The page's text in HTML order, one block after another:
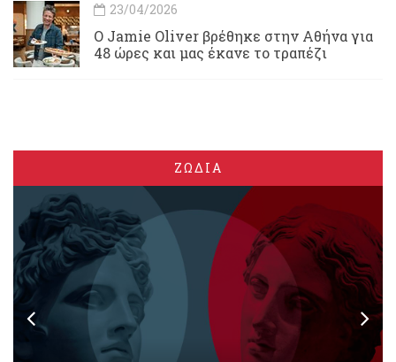
23/04/2026
Ο Jamie Oliver βρέθηκε στην Αθήνα για
48 ώρες και μας έκανε το τραπέζι
ΖΩΔΙΑ